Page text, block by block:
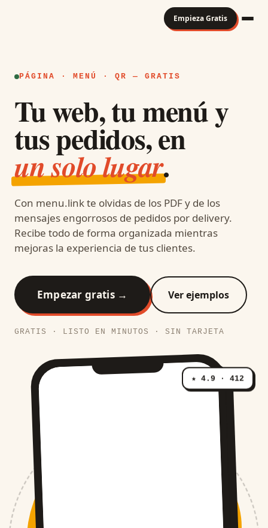
Empieza Gratis
PÁGINA · MENÚ · QR — GRATIS
Tu web, tu menú y
tus pedidos, en
un solo lugar.
Con menu.link te olvidas de los PDF y de los
mensajes engorrosos de pedidos por delivery.
Recibe todo de forma organizada mientras
mejoras la experiencia de tus clientes.
Empezar gratis → Ver ejemplos
GRATIS · LISTO EN MINUTOS · SIN TARJETA
★ 4.9 · 412